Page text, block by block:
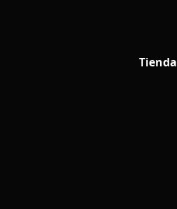
Tienda